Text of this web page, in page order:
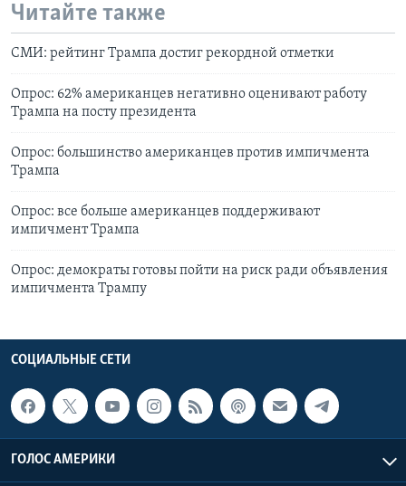
Читайте также
СМИ: рейтинг Трампа достиг рекордной отметки
Опрос: 62% американцев негативно оценивают работу
Трампа на посту президента
Опрос: большинство американцев против импичмента
Трампа
Опрос: все больше американцев поддерживают
импичмент Трампа
Опрос: демократы готовы пойти на риск ради объявления
импичмента Трампу
СОЦИАЛЬНЫЕ СЕТИ
ГОЛОС АМЕРИКИ